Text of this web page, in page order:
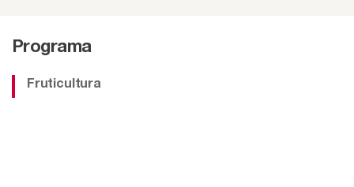
Programa
Fruticultura